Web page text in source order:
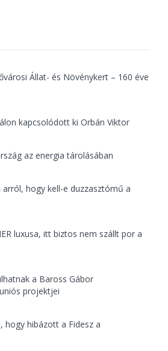
Állat- és Növénykert – 160 éve
kapcsolódott ki Orbán Viktor
az energia tárolásában
hogy kell-e duzzasztómű a
luxusa, itt biztos nem szállt por a
a Baross Gábor
projektjei
hogy hibázott a Fidesz a